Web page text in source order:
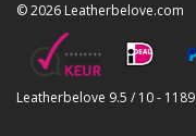
© 2026 Leatherbelove.com
Leatherbelove 9.5 / 10- 1189